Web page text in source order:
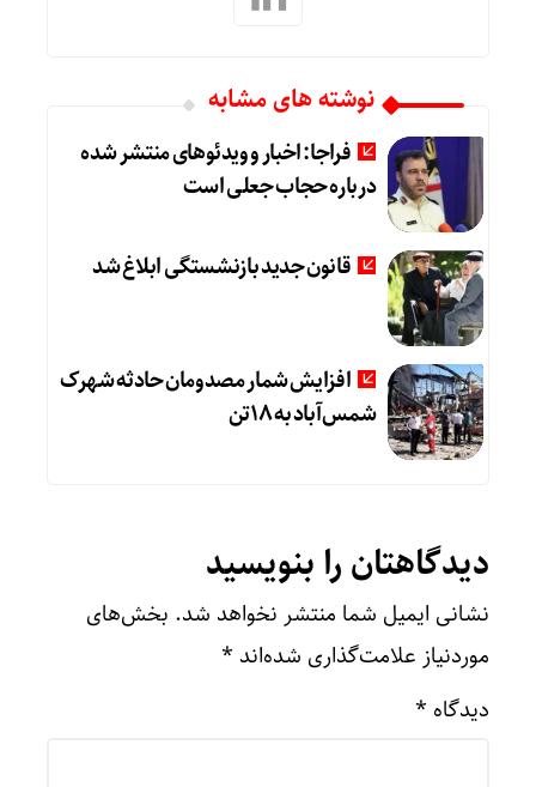
نوشته های مشابه
فراجا: اخبار و ویدئوهای منتشر شده
درباره حجاب جعلی است
قانون جدید بازنشستگی ابلاغ شد
افزایش شمار مصدومان حادثه شهرک
شمس‌آباد به ۱۸تن
دیدگاهتان را بنویسید
نشانی ایمیل شما منتشر نخواهد شد. بخش‌های
موردنیاز علامت‌گذاری شده‌اند *
دیدگاه *